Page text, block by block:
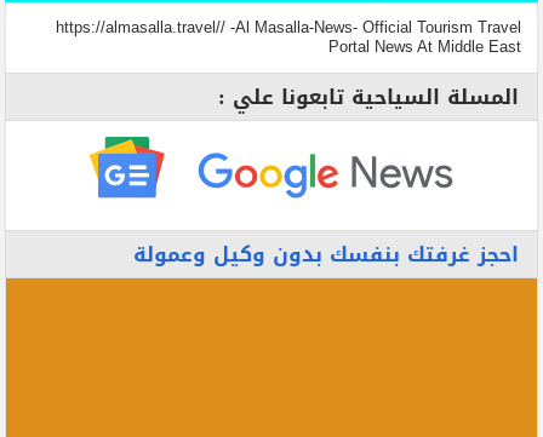
https://almasalla.travel// -Al Masalla-News- Official Tourism Travel
Portal News At Middle East
المسلة السياحية تابعونا علي :
احجز غرفتك بنفسك بدون وكيل وعمولة